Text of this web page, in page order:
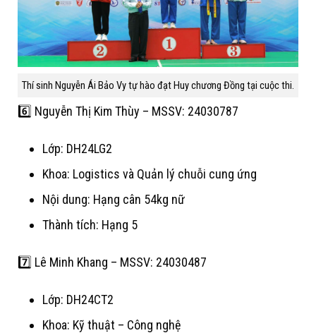
Thí sinh Nguyễn Ái Bảo Vy tự hào đạt Huy chương Đồng tại cuộc thi.
6️⃣ Nguyễn Thị Kim Thùy – MSSV: 24030787
Lớp: DH24LG2
Khoa: Logistics và Quản lý chuỗi cung ứng
Nội dung: Hạng cân 54kg nữ
Thành tích: Hạng 5
7️⃣ Lê Minh Khang – MSSV: 24030487
Lớp: DH24CT2
Khoa: Kỹ thuật – Công nghệ